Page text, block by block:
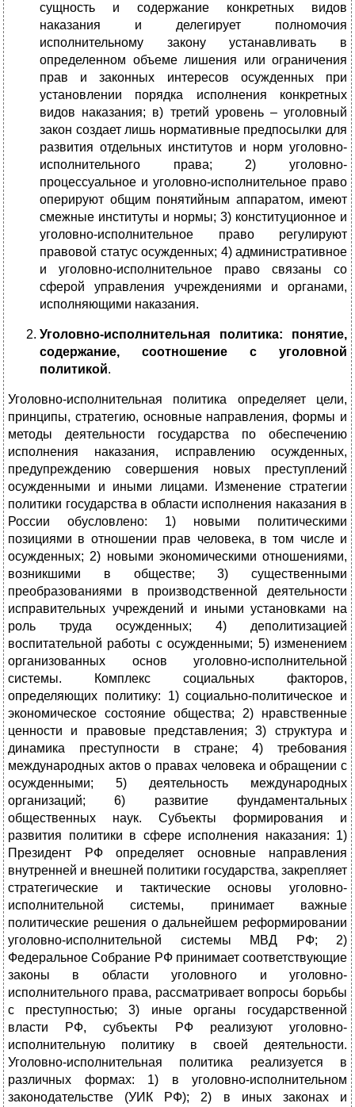
сущность и содержание конкретных видов
наказания и делегирует полномочия
исполнительному закону устанавливать в
определенном объеме лишения или ограничения
прав и законных интересов осужденных при
установлении порядка исполнения конкретных
видов наказания; в) третий уровень – уголовный
закон создает лишь нормативные предпосылки для
развития отдельных институтов и норм уголовно-
исполнительного права; 2) уголовно-
процессуальное и уголовно-исполнительное право
оперируют общим понятийным аппаратом, имеют
смежные институты и нормы; 3) конституционное и
уголовно-исполнительное право регулируют
правовой статус осужденных; 4) административное
и уголовно-исполнительное право связаны со
сферой управления учреждениями и органами,
исполняющими наказания.
Уголовно-исполнительная политика: понятие,
содержание, соотношение с уголовной
политикой.
Уголовно-исполнительная политика определяет цели,
принципы, стратегию, основные направления, формы и
методы деятельности государства по обеспечению
исполнения наказания, исправлению осужденных,
предупреждению совершения новых преступлений
осужденными и иными лицами. Изменение стратегии
политики государства в области исполнения наказания в
России обусловлено: 1) новыми политическими
позициями в отношении прав человека, в том числе и
осужденных; 2) новыми экономическими отношениями,
возникшими в обществе; 3) существенными
преобразованиями в производственной деятельности
исправительных учреждений и иными установками на
роль труда осужденных; 4) деполитизацией
воспитательной работы с осужденными; 5) изменением
организованных основ уголовно-исполнительной
системы. Комплекс социальных факторов,
определяющих политику: 1) социально-политическое и
экономическое состояние общества; 2) нравственные
ценности и правовые представления; 3) структура и
динамика преступности в стране; 4) требования
международных актов о правах человека и обращении с
осужденными; 5) деятельность международных
организаций; 6) развитие фундаментальных
общественных наук. Субъекты формирования и
развития политики в сфере исполнения наказания: 1)
Президент РФ определяет основные направления
внутренней и внешней политики государства, закрепляет
стратегические и тактические основы уголовно-
исполнительной системы, принимает важные
политические решения о дальнейшем реформировании
уголовно-исполнительной системы МВД РФ; 2)
Федеральное Собрание РФ принимает соответствующие
законы в области уголовного и уголовно-
исполнительного права, рассматривает вопросы борьбы
с преступностью; 3) иные органы государственной
власти РФ, субъекты РФ реализуют уголовно-
исполнительную политику в своей деятельности.
Уголовно-исполнительная политика реализуется в
различных формах: 1) в уголовно-исполнительном
законодательстве (УИК РФ); 2) в иных законах и